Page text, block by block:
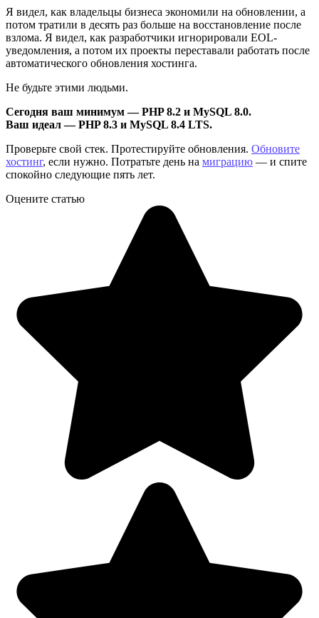
Я видел, как владельцы бизнеса экономили на обновлении, а
потом тратили в десять раз больше на восстановление после
взлома. Я видел, как разработчики игнорировали EOL-
уведомления, а потом их проекты переставали работать после
автоматического обновления хостинга.
Не будьте этими людьми.
Сегодня ваш минимум — PHP 8.2 и MySQL 8.0.
Ваш идеал — PHP 8.3 и MySQL 8.4 LTS.
Проверьте свой стек. Протестируйте обновления. Обновите
хостинг, если нужно. Потратьте день на миграцию — и спите
спокойно следующие пять лет.
Оцените статью